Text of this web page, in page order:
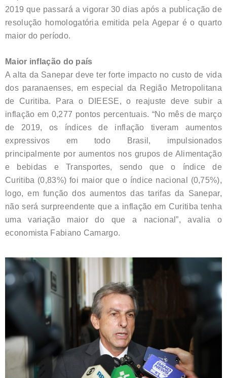
2019 que passará a vigorar 30 dias após a publicação de
resolução homologatória emitida pela Agepar é o quarto
maior do período.
Maior inflação do país
A alta da Sanepar deve ter forte impacto no custo de vida
dos paranaenses, em especial da Região Metropolitana
de Curitiba. Para o DIEESE, o reajuste deve subir a
inflação em 0,277 pontos percentuais. “No mês de março
de 2019, os índices de inflação tiveram aumentos
expressivos em todo Brasil, impulsionados
principalmente por aumentos nos grupos de Alimentação
e bebidas e Transportes, sendo que o índice de
Curitiba (0,83%) foi maior que o índice nacional (0,75%),
logo, em função dos aumentos das tarifas da Sanepar,
não será surpreendente que a inflação em Curitiba tenha
uma variação maior do que a nacional”, avalia o
economista Fabiano Camargo.